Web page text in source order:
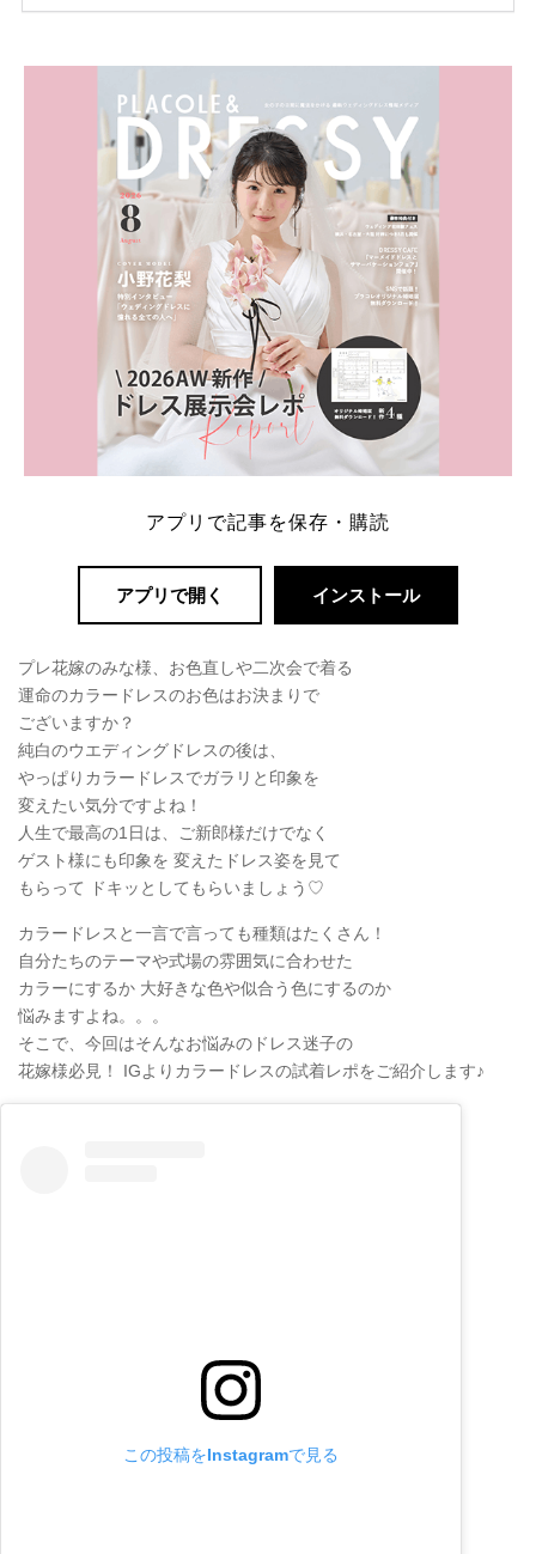
ため、比較せずに選ぶと損をしてしまうことも……。
内容：特典金額・条件・応募方法・注意点 「どこが
一番お得？」「プラコレの特典は？」といった疑問も
解決します。 まずは診断で候補を絞れる「ウェディ
ング診断」か、体験型 […]
続きを読む
アプリで記事を保存・購読
アプリで開く インストール
プレ花嫁のみな様、お色直しや二次会で着る
運命のカラードレスのお色はお決まりで
ございますか？
純白のウエディングドレスの後は、
やっぱりカラードレスでガラリと印象を
変えたい気分ですよね！
人生で最高の1日は、ご新郎様だけでなく
ゲスト様にも印象を 変えたドレス姿を見て
もらって ドキッとしてもらいましょう♡
カラードレスと一言で言っても種類はたくさん！
自分たちのテーマや式場の雰囲気に合わせた
カラーにするか 大好きな色や似合う色にするのか
悩みますよね。。。
そこで、今回はそんなお悩みのドレス迷子の
花嫁様必見！ IGよりカラードレスの試着レポをご紹介します♪
この投稿をInstagramで見る